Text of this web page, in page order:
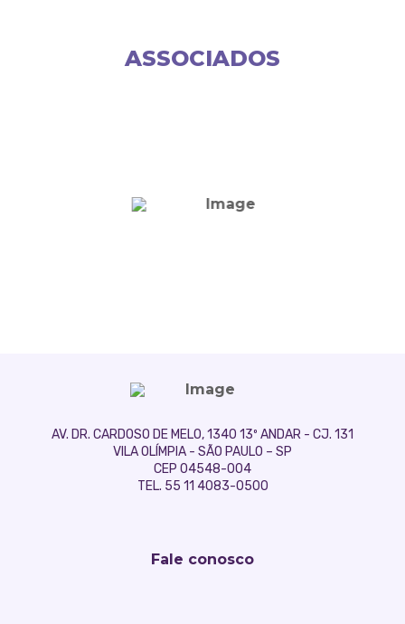
ASSOCIADOS
AV. DR. CARDOSO DE MELO, 1340 13º ANDAR - CJ. 131
VILA OLÍMPIA - SÃO PAULO – SP
CEP 04548-004
TEL. 55 11 4083-0500
Fale conosco